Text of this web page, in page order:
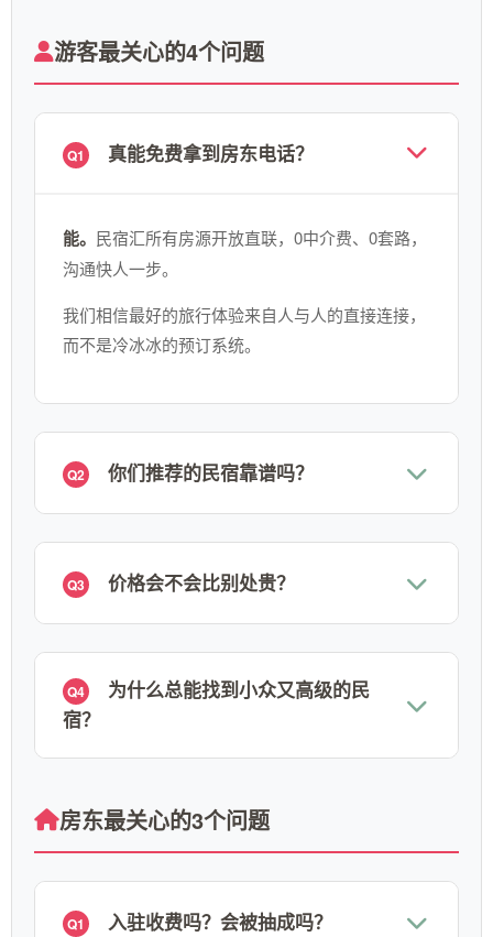
游客最关心的4个问题
Q1 真能免费拿到房东电话？
能。 民宿汇所有房源开放直联，0中介费、0套路，
沟通快人一步。
我们相信最好的旅行体验来自人与人的直接连接，
而不是冷冰冰的预订系统。
Q2 你们推荐的民宿靠谱吗？
Q3 价格会不会比别处贵？
Q4
为什么总能找到小众又高级的民
宿？
房东最关心的3个问题
Q1 入驻收费吗？会被抽成吗？